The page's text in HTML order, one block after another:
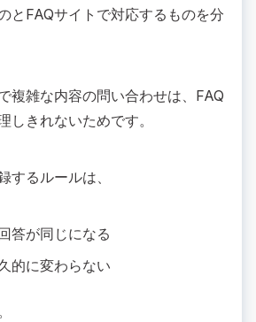
とFAQサイトで対応するものを分
複雑な内容の問い合わせは、FAQ
しきれないためです。
するルールは、
答が同じになる
的に変わらない